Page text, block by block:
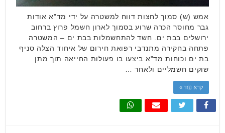
אמש (ש) סמוך לחצות דווח למשטרה על ידי מד"א אודות
גבר מחוסר הכרה שרוע בסמוך לארון חשמל פרוץ ברחוב
ירושלים בבת ים. חשד להתחשמלות בבת ים – המשטרה
פתחה בחקירה מתנדבי רפואת חירום של איחוד הצלה סניף
בת ים וכוחות מד"א ביצעו בו פעולות החייאה תוך מתן
שוקים חשמליים ולאחר …
קרא עוד »